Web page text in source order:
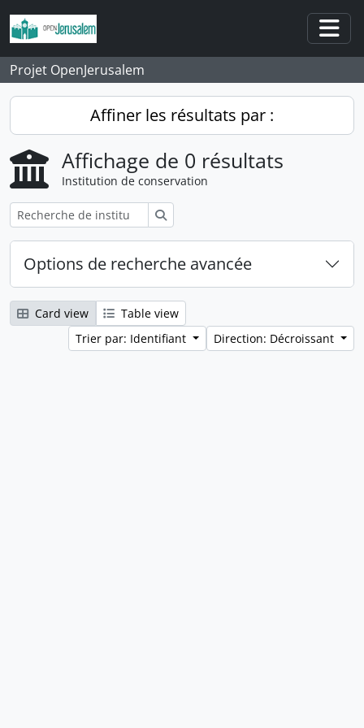
Skip to main content
Projet OpenJerusalem
Affiner les résultats par :
Affichage de 0 résultats
Institution de conservation
Options de recherche avancée
Card view
Table view
Trier par: Identifiant
Direction: Décroissant